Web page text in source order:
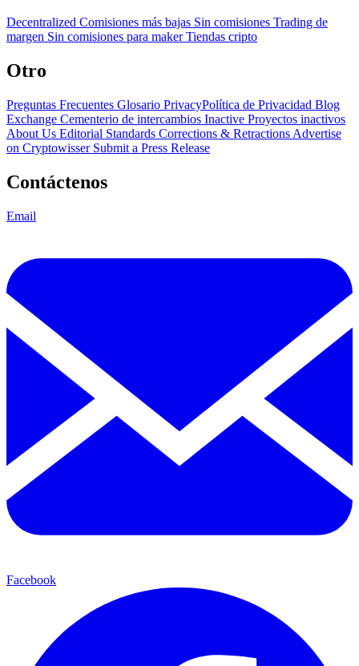
Decentralized Comisiones más bajas Sin comisiones Trading de
margen Sin comisiones para makerTiendas cripto
Otro
Preguntas Frecuentes Glosario PrivacyPolítica de Privacidad Blog
Exchange Cementerio de intercambios Inactive Proyectos inactivos
About Us Editorial Standards Corrections & Retractions Advertise
on Cryptowisser Submit a Press Release
Contáctenos
Email
Facebook